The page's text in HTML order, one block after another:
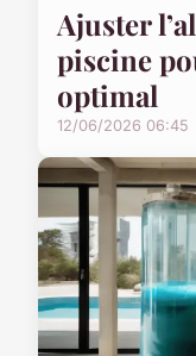
Ajuster
piscine
optimal
12/06/2026 06:45